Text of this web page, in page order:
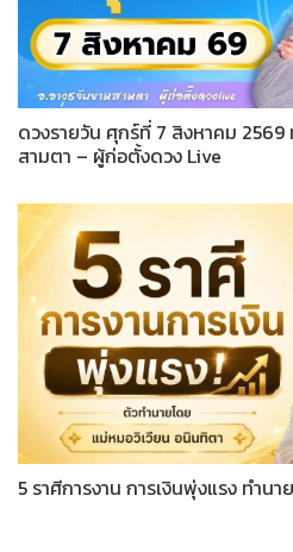
ดวงรายวัน ศุกร์ที่ 7 สิงหาคม 2569
สามตา – ผู้ก่อตั้งดวง Live
5 ราศีการงาน การเงินพุ่งแรง ทำน